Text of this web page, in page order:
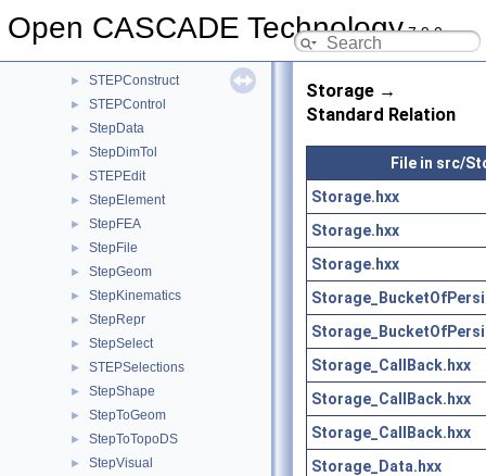
Open CASCADE Technology7.9.0
StepBasic
► STEPConstruct
► STEPControl
► StepData
► StepDimTol
► STEPEdit
► StepElement
► StepFEA
► StepFile
► StepGeom
► StepKinematics
► StepRepr
► StepSelect
► STEPSelections
► StepShape
► StepToGeom
► StepToTopoDS
► StepVisual
Storage →
Standard Relation
File in src/
Storage.hxx
Storage.hxx
Storage.hxx
Storage_CallBack.hxx
Storage_CallBack.hxx
Storage_CallBack.hxx
Storage_Data.hxx